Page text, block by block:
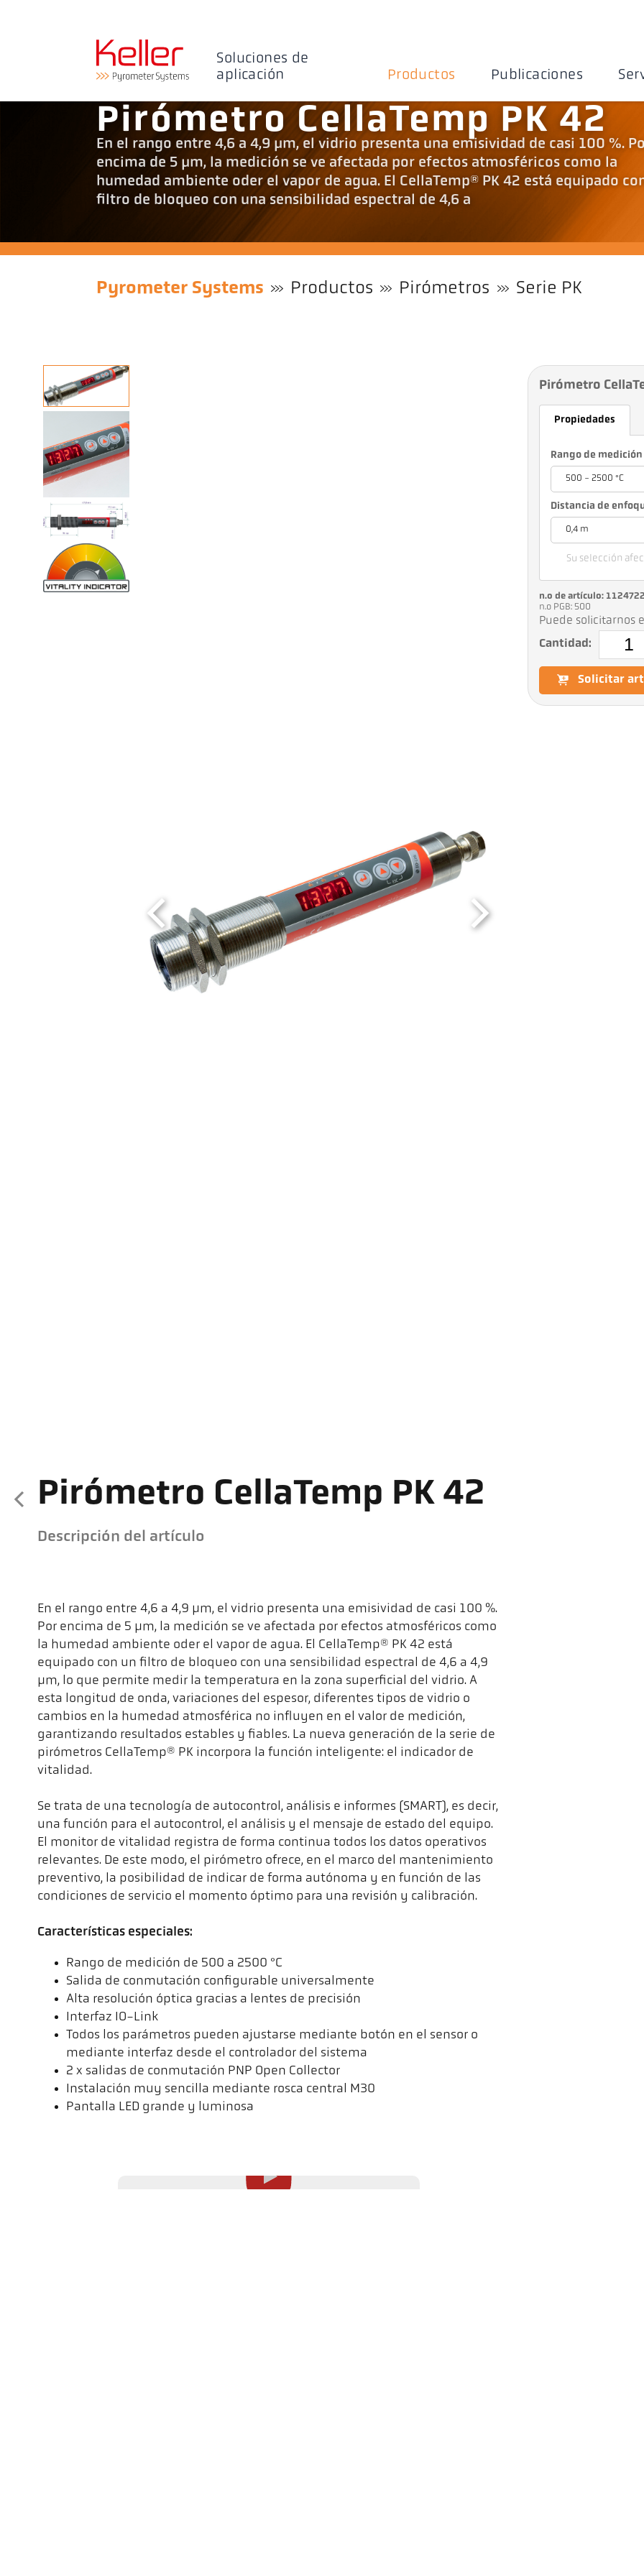
Soluciones de
aplicación
Productos Publicaciones
Pirómetro CellaTemp PK 42
En el rango entre 4,6 a 4,9 µm, el vidrio presenta una emisividad de casi 100 %.
encima de 5 µm, la medición se ve afectada por efectos atmosféricos como la
humedad ambiente oder el vapor de agua. El CellaTemp® PK 42 está equipado
filtro de bloqueo con una sensibilidad espectral de 4,6 a
Pyrometer Systems Productos Pirómetros Serie PK
Pirómetro CellaTemp PK 42
Descripción del artículo
En el rango entre 4,6 a 4,9 µm, el vidrio presenta una emisividad de casi 100 %.
Por encima de 5 µm, la medición se ve afectada por efectos atmosféricos como
la humedad ambiente oder el vapor de agua. El CellaTemp® PK 42 está
equipado con un filtro de bloqueo con una sensibilidad espectral de 4,6 a 4,9
µm, lo que permite medir la temperatura en la zona superficial del vidrio. A
esta longitud de onda, variaciones del espesor, diferentes tipos de vidrio o
cambios en la humedad atmosférica no influyen en el valor de medición,
garantizando resultados estables y fiables. La nueva generación de la serie de
pirómetros CellaTemp® PK incorpora la función inteligente: el indicador de
vitalidad.
Se trata de una tecnología de autocontrol, análisis e informes (SMART), es decir,
una función para el autocontrol, el análisis y el mensaje de estado del equipo.
El monitor de vitalidad registra de forma continua todos los datos operativos
relevantes. De este modo, el pirómetro ofrece, en el marco del mantenimiento
preventivo, la posibilidad de indicar de forma autónoma y en función de las
condiciones de servicio el momento óptimo para una revisión y calibración.
Características especiales:
Rango de medición de 500 a 2500 °C
Salida de conmutación configurable universalmente
Alta resolución óptica gracias a lentes de precisión
Interfaz IO-Link
Todos los parámetros pueden ajustarse mediante botón en el sensor o
mediante interfaz desde el controlador del sistema
2 x salidas de conmutación PNP Open Collector
Instalación muy sencilla mediante rosca central M30
Pantalla LED grande y luminosa
Pirómetro
Propiedades
Rango de medición
500 - 2500 °C
Distancia de
0,4 m
Su selección
n.o de artículo: 1124722
n.o PGB: 500
Puede solicitarnos
Cantidad:
Solicitar